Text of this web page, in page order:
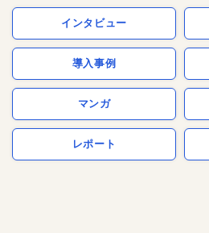
インタビュー
導入事例
マンガ
レポート